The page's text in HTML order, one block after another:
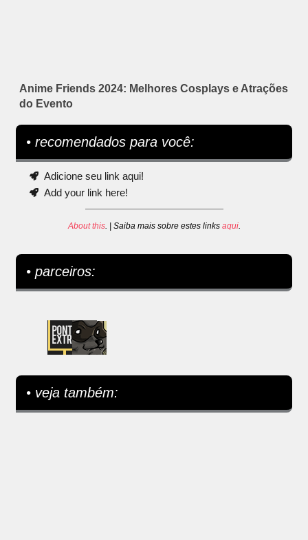
Anime Friends 2024: Melhores Cosplays e Atrações
do Evento
• recomendados para você:
Adicione seu link aqui!
Add your link here!
About this. | Saiba mais sobre estes links aqui.
• parceiros:
• veja também: